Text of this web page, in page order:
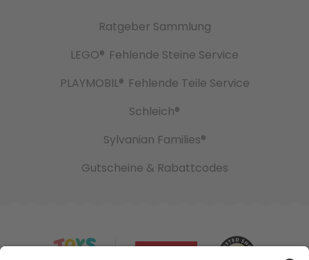
Ratgeber Sammlung
LEGO® Fehlende Steine Service
PLAYMOBIL® Fehlende Teile Service
Schleich®
Sylvanian Families®
Gutscheine & Rabattcodes